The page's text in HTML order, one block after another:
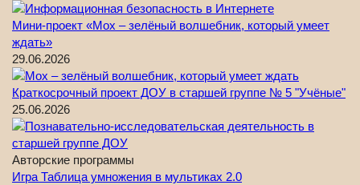
Мини-проект «Мох – зелёный волшебник, который умеет
ждать»
29.06.2026
Краткосрочный проект ДОУ в старшей группе № 5 "Учёные"
25.06.2026
Авторские программы
Игра Таблица умножения в мультиках 2.0